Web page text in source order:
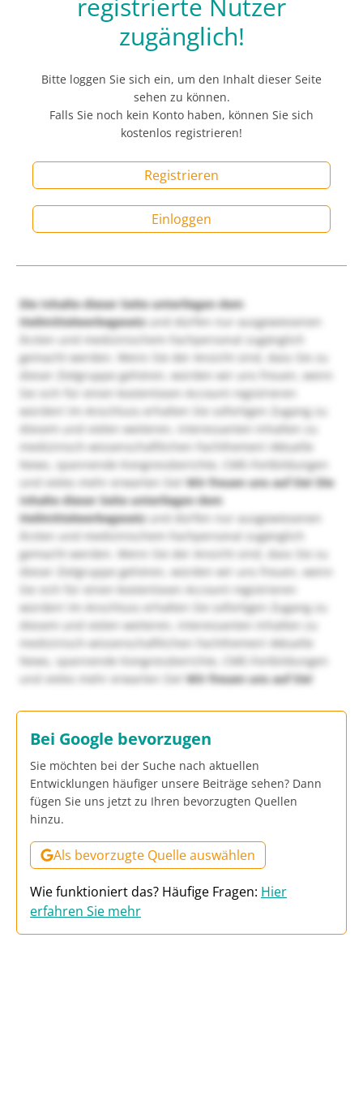
zugänglich!
Bitte loggen Sie sich ein, um den Inhalt dieser Seite
sehen zu können.
Falls Sie noch kein Konto haben, können Sie sich
kostenlos registrieren!
Registrieren
Einloggen
Die Inhalte dieser Seite unterliegen dem
Heilmittelwerbegesetzund dürfen nur ausgewiesenen
Ärzten und medizinischem Fachpersonal zugänglich
gemacht werden. Wenn Sie der Ansicht sind, dass Sie zu
dieser Zielgruppe gehören, würden wir uns freuen, wenn
Sie sich für einen kostenlosen Account registrieren
würden! Im Anschluss erhalten Sie sofortigen Zugang zu
diesem und vielen weiteren, interessanten Inhalten zu
medizinisch-wissenschaftlichen Fachthemen! Aktuelle
News, spannende Kongressberichte, CME-Fortbildungen
und vieles mehr erwarten Sie!Wir freuen uns auf Sie! Die
Inhalte dieser Seite unterliegen dem
Heilmittelwerbegesetzund dürfen nur ausgewiesenen
Ärzten und medizinischem Fachpersonal zugänglich
gemacht werden. Wenn Sie der Ansicht sind, dass Sie zu
dieser Zielgruppe gehören, würden wir uns freuen, wenn
Sie sich für einen kostenlosen Account registrieren
würden! Im Anschluss erhalten Sie sofortigen Zugang zu
diesem und vielen weiteren, interessanten Inhalten zu
medizinisch-wissenschaftlichen Fachthemen! Aktuelle
News, spannende Kongressberichte, CME-Fortbildungen
und vieles mehr erwarten Sie!Wir freuen uns auf Sie!
Bei Google bevorzugen
Sie möchten bei der Suche nach aktuellen
Entwicklungen häufiger unsere Beiträge sehen? Dann
fügen Sie uns jetzt zu Ihren bevorzugten Quellen
hinzu.
Als bevorzugte Quelle auswählen
Wie funktioniert das? Häufige Fragen: Hier
erfahren Sie mehr